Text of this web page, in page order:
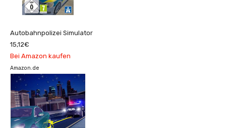
Autobahnpolizei Simulator
15,12€
Bei Amazon kaufen
Amazon.de